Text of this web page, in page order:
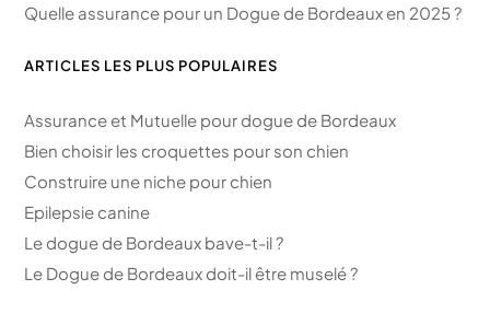
Quelle assurance pour un Dogue de Bordeaux en 2025 ?
ARTICLES LES PLUS POPULAIRES
Assurance et Mutuelle pour dogue de Bordeaux
Bien choisir les croquettes pour son chien
Construire une niche pour chien
Epilepsie canine
Le dogue de Bordeaux bave-t-il ?
Le Dogue de Bordeaux doit-il être muselé ?